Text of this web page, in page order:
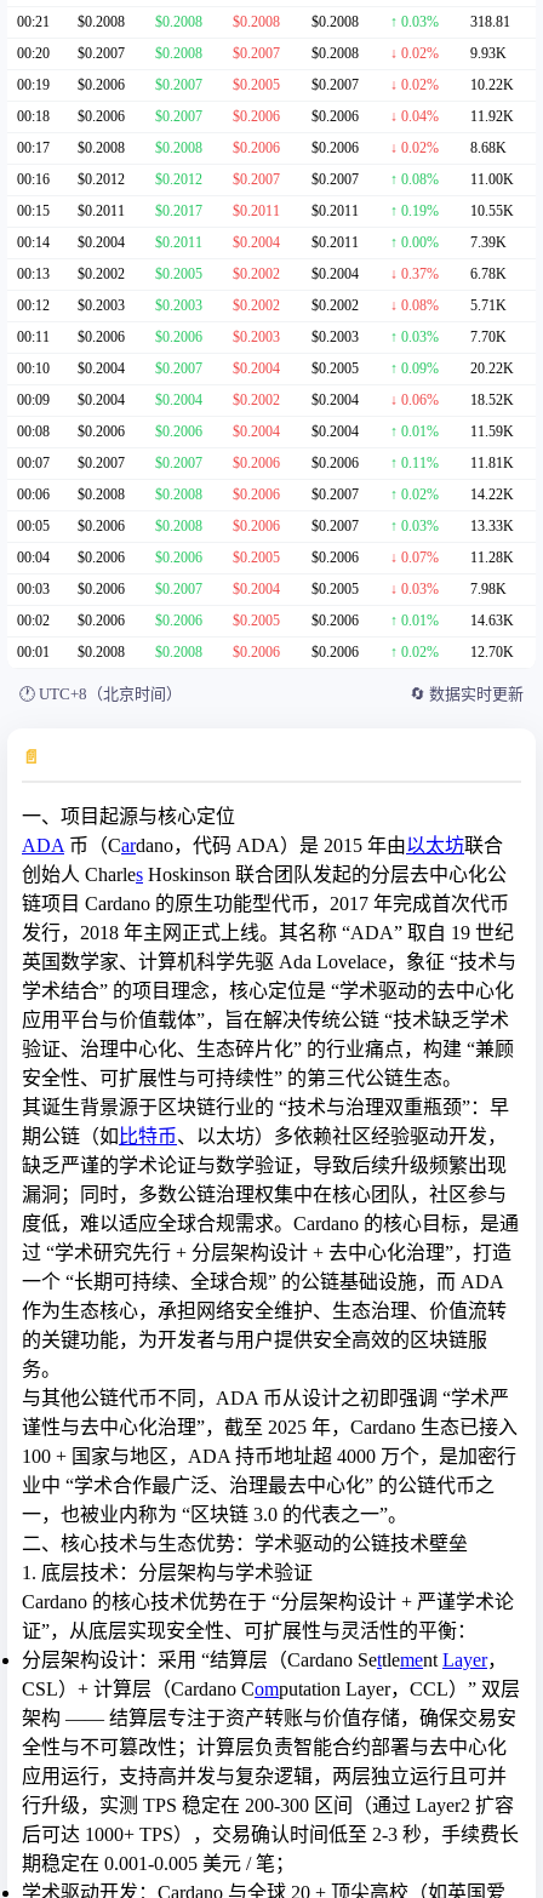
00:21
$0.2008 $0.2008 $0.2008 $0.2008 ↑ 0.03%
318.81
00:20
$0.2007 $0.2008 $0.2007 $0.2008 ↓ 0.02%
9.93K
00:19
$0.2006 $0.2007 $0.2005 $0.2007 ↓ 0.02%
10.22K
00:18
$0.2006 $0.2007 $0.2006 $0.2006 ↓ 0.04%
11.92K
00:17
$0.2008 $0.2008 $0.2006 $0.2006 ↓ 0.02%
8.68K
00:16
$0.2012 $0.2012 $0.2007 $0.2007 ↑ 0.08%
11.00K
00:15
$0.2011 $0.2017 $0.2011 $0.2011 ↑ 0.19%
10.55K
00:14
$0.2004 $0.2011 $0.2004 $0.2011 ↑ 0.00%
7.39K
00:13
$0.2002 $0.2005 $0.2002 $0.2004 ↓ 0.37%
6.78K
00:12
$0.2003 $0.2003 $0.2002 $0.2002 ↓ 0.08%
5.71K
00:11
$0.2006 $0.2006 $0.2003 $0.2003 ↑ 0.03%
7.70K
00:10
$0.2004 $0.2007 $0.2004 $0.2005 ↑ 0.09%
20.22K
00:09
$0.2004 $0.2004 $0.2002 $0.2004 ↓ 0.06%
18.52K
00:08
$0.2006 $0.2006 $0.2004 $0.2004 ↑ 0.01%
11.59K
00:07
$0.2007 $0.2007 $0.2006 $0.2006 ↑ 0.11%
11.81K
00:06
$0.2008 $0.2008 $0.2006 $0.2007 ↑ 0.02%
14.22K
00:05
$0.2006 $0.2008 $0.2006 $0.2007 ↑ 0.03%
13.33K
00:04
$0.2006 $0.2006 $0.2005 $0.2006 ↓ 0.07%
11.28K
00:03
$0.2006 $0.2007 $0.2004 $0.2005 ↓ 0.03%
7.98K
00:02
$0.2006 $0.2006 $0.2005 $0.2006 ↑ 0.01%
14.63K
00:01
$0.2008 $0.2008 $0.2006 $0.2006 ↑ 0.02% 12.70K
🕐 UTC+8（北京时间） 🔄 数据实时更新
📄
一、项目起源与核心定位
ADA 币（Cardano，代码 ADA）是 2015 年由以太坊联合
创始人 Charles Hoskinson 联合团队发起的分层去中心化公
链项目 Cardano 的原生功能型代币，2017 年完成首次代币
发行，2018 年主网正式上线。其名称 “ADA” 取自 19 世纪
英国数学家、计算机科学先驱 Ada Lovelace，象征 “技术与
学术结合” 的项目理念，核心定位是 “学术驱动的去中心化
应用平台与价值载体”，旨在解决传统公链 “技术缺乏学术
验证、治理中心化、生态碎片化” 的行业痛点，构建 “兼顾
安全性、可扩展性与可持续性” 的第三代公链生态。
其诞生背景源于区块链行业的 “技术与治理双重瓶颈”：早
期公链（如 比特币、以太坊）多依赖社区经验驱动开发，
缺乏严谨的学术论证与数学验证，导致后续升级频繁出现
漏洞；同时，多数公链治理权集中在核心团队，社区参与
度低，难以适应全球合规需求。Cardano 的核心目标，是通
过 “学术研究先行 + 分层架构设计 + 去中心化治理”，打造
一个 “长期可持续、全球合规” 的公链基础设施，而 ADA
作为生态核心，承担网络安全维护、生态治理、价值流转
的关键功能，为开发者与用户提供安全高效的区块链服
务。
与其他公链代币不同，ADA 币从设计之初即强调 “学术严
谨性与去中心化治理”，截至 2025 年，Cardano 生态已接入
100 + 国家与地区，ADA 持币地址超 4000 万个，是加密行
业中 “学术合作最广泛、治理最去中心化” 的公链代币之
一，也被业内称为 “区块链 3.0 的代表之一”。
二、核心技术与生态优势：学术驱动的公链技术壁垒
1. 底层技术：分层架构与学术验证
Cardano 的核心技术优势在于 “分层架构设计 + 严谨学术论
证”，从底层实现安全性、可扩展性与灵活性的平衡：
分层架构设计：采用 “结算层（Cardano Settlement Layer，
CSL）+ 计算层（Cardano Computation Layer，CCL）” 双层
架构 —— 结算层专注于资产转账与价值存储，确保交易安
全性与不可篡改性；计算层负责智能合约部署与去中心化
应用运行，支持高并发与复杂逻辑，两层独立运行且可并
行升级，实测 TPS 稳定在 200-300 区间（通过 Layer2 扩容
后可达 1000+ TPS），交易确认时间低至 2-3 秒，手续费长
期稳定在 0.001-0.005 美元 / 笔；
学术驱动开发 ：Cardano 与全球 20 + 顶尖高校（如英国爱